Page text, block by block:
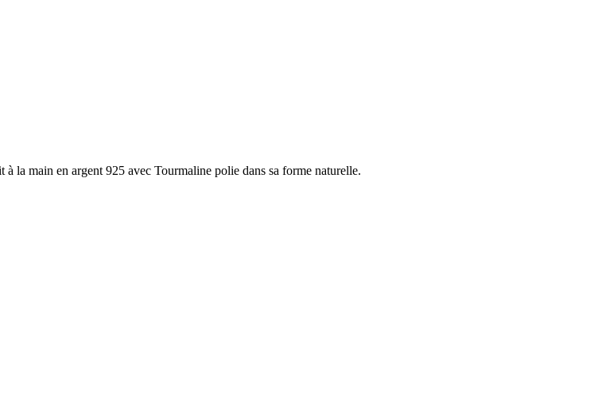
la main en argent 925 avec Tourmaline polie dans sa forme naturelle.